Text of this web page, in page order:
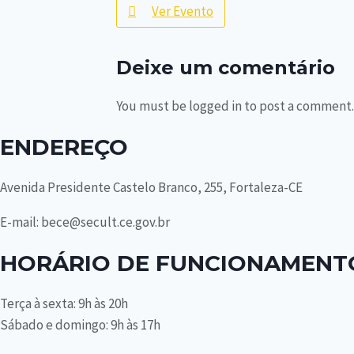
Ver Evento
Deixe um comentário
You must be logged in to post a comment.
ENDEREÇO
Avenida Presidente Castelo Branco, 255, Fortaleza-CE
E-mail: bece@secult.ce.gov.br
HORÁRIO DE
Terça à sexta: 9h às 20h
Sábado e domingo: 9h às 17h